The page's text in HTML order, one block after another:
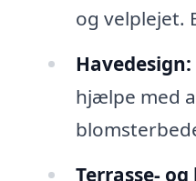
og velplejet.
Havedesign:
hjælpe med
Terrasse-